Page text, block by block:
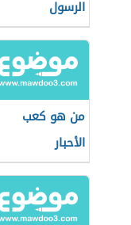
الرسول
من هو كعب
الأحبار